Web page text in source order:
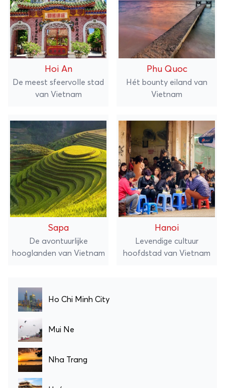
Hoi An
De meest sfeervolle stad
van Vietnam
Phu Quoc
Hét bounty eiland van
Vietnam
Sapa
De avontuurlijke
hooglanden van Vietnam
Hanoi
Levendige cultuur
hoofdstad van Vietnam
Ho Chi Minh City
Mui Ne
Nha Trang